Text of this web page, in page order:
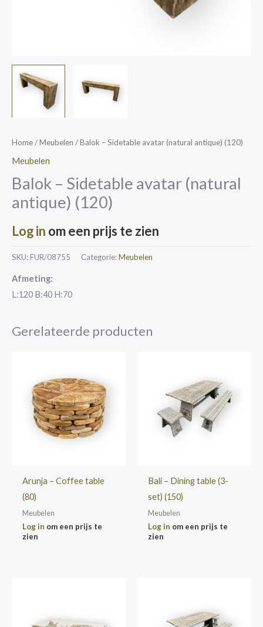
Home/Meubelen / Balok – Sidetable avatar (natural antique) (120)
Meubelen
Balok – Sidetable avatar (natural
antique) (120)
Log in om een prijs te zien
SKU: FUR/08755 Categorie:Meubelen
Afmeting:
L:120 B:40 H:70
Gerelateerde producten
Arunja – Coffee table
(80)
Meubelen
Log in om een prijs te
zien
Bali – Dining table (3-
set) (150)
Meubelen
Log in om een prijs te
zien